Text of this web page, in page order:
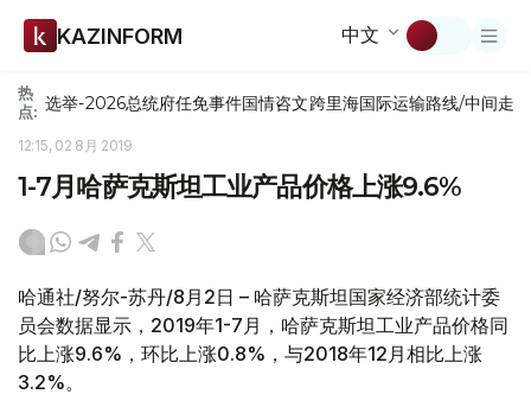
KAZINFORM 中文
热
点: 选举-2026总统府任免事件国情咨文跨里海国际运输路线/中间走廊
12:15, 02 8月 2019
1-7月哈萨克斯坦工业产品价格上涨9.6%
哈通社/努尔-苏丹/8月2日 – 哈萨克斯坦国家经济部统计委
员会数据显示，2019年1-7月，哈萨克斯坦工业产品价格同
比上涨9.6%，环比上涨0.8%，与2018年12月相比上涨
3.2%。